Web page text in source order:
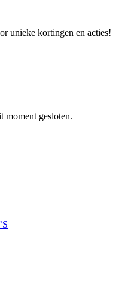
unieke kortingen en acties!
moment gesloten.